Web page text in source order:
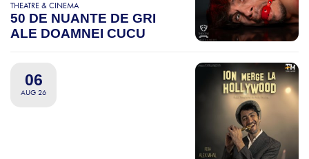
THEATRE & CINEMA
50 DE NUANTE DE GRI
ALE DOAMNEI CUCU
06
AUG 26